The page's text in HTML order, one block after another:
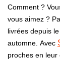
Comment ?
vous aimez ?
livrées depuis
automne. Avec
proches en